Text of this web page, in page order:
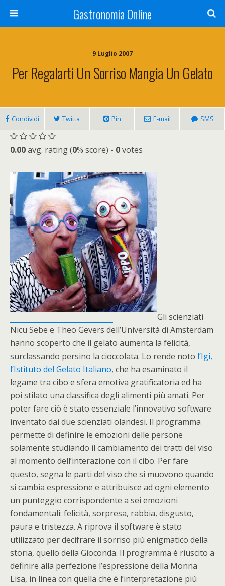
Gastronomia Online
9 Luglio 2007
Per Regalarti Un Sorriso Mangia Un Gelato
Condividi Twitta Pin E-mail SMS
0.00avg. rating (0% score) - 0votes
Gli scienziati
Nicu Sebe e Theo Gevers dell’Università di Amsterdam
hanno scoperto che il gelato aumenta la felicità,
surclassando persino la cioccolata. Lo rende noto l’Igi,
l’Istituto del Gelato Italiano, che ha esaminato il
legame tra cibo e sfera emotiva gratificatoria ed ha
poi stilato una classifica degli alimenti più amati. Per
poter fare ciò è stato essenziale l’innovativo software
inventato dai due scienziati olandesi. Il programma
permette di definire le emozioni delle persone
solamente studiando il cambiamento dei tratti del viso
al momento dell’interazione con il cibo. Per fare
questo, segna le parti del viso che si muovono quando
si cambia espressione e attribuisce ad ogni elemento
un punteggio corrispondente a sei emozioni
fondamentali: felicità, sorpresa, rabbia, disgusto,
paura e tristezza. A riprova il software è stato
utilizzato per decifrare il sorriso più enigmatico della
storia, quello della Gioconda. Il programma è riuscito a
definire alla perfezione l’espressione della Monna
Lisa, in linea con quella che è l’interpretazione più